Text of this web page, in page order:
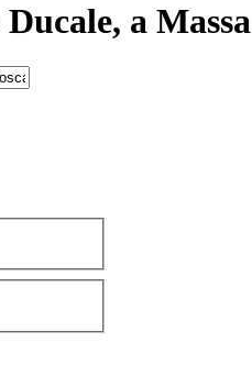
a Massa